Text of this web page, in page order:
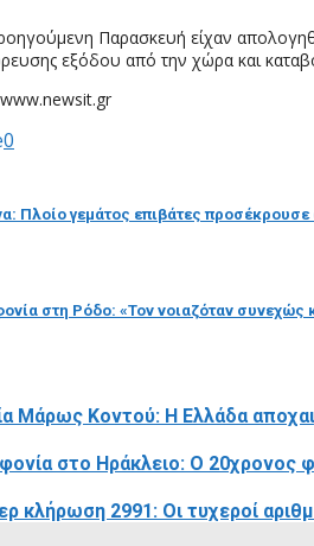
Παρασκευή είχαν
εξόδου από την χώρα και
0
Πλοίο γεμάτος επιβάτες προσέκρουσε
στη Ρόδο: «Τον νοιαζόταν συνεχώς
Μάρως Κοντού: Η Ελλάδα
στο Ηράκλειο: Ο 20χρονος
κλήρωση 2991: Οι τυχεροί